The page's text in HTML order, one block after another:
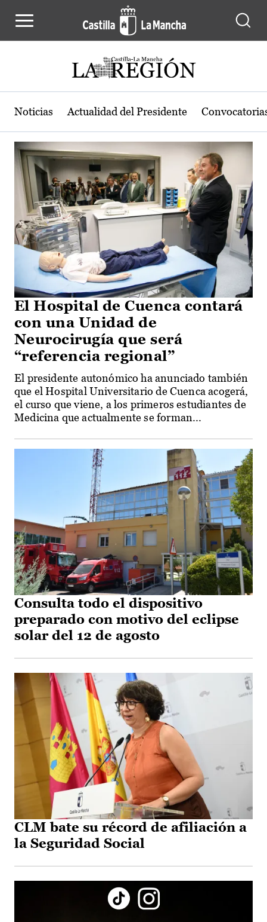
Actualidad de la región de Castilla-
Noticias Actualidad del Presidente
El Hospital de Cuenca contará
con una Unidad de
Neurocirugía que será
“referencia regional”
El presidente autonómico ha anunciado también
que el Hospital Universitario de Cuenca acogerá,
el curso que viene, a los primeros estudiantes de
Medicina que actualmente se forman...
Consulta todo el dispositivo
preparado con motivo del eclipse
solar del 12 de agosto
CLM bate su récord de afiliación a
la Seguridad Social